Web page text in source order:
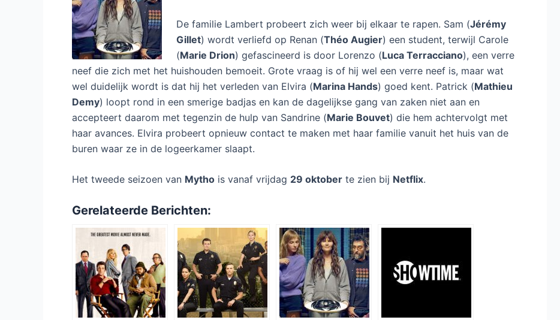
De familie Lambert probeert zich weer bij elkaar te rapen. Sam (Jérémy
Gillet) wordt verliefd op Renan (Théo Augier) een student, terwijl Carole
(Marie Drion) gefascineerd is door Lorenzo (Luca Terracciano), een verre
neef die zich met het huishouden bemoeit. Grote vraag is of hij wel een verre neef is, maar wat
wel duidelijk wordt is dat hij het verleden van Elvira (Marina Hands) goed kent. Patrick (Mathieu
Demy) loopt rond in een smerige badjas en kan de dagelijkse gang van zaken niet aan en
accepteert daarom met tegenzin de hulp van Sandrine (Marie Bouvet) die hem achtervolgt met
haar avances. Elvira probeert opnieuw contact te maken met haar familie vanuit het huis van de
buren waar ze in de logeerkamer slaapt.
Het tweede seizoen van Mytho is vanaf vrijdag 29 oktober te zien bij Netflix.
Gerelateerde Berichten: